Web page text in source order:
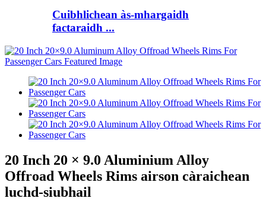
Cuibhlichean às-mhargaidh
factaraidh ...
20 Inch 20 × 9.0 Aluminium Alloy
Offroad Wheels Rims airson càraichean
luchd-siubhail